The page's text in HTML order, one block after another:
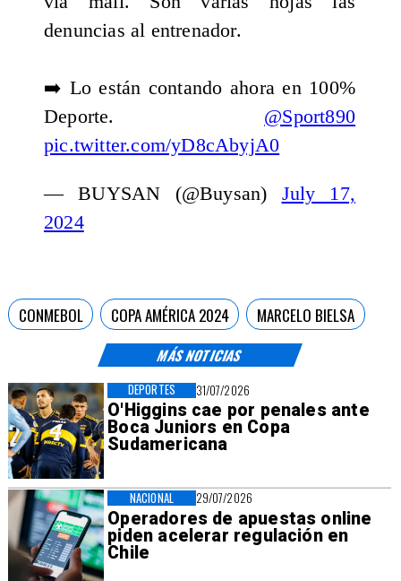
MÁS NOTICIAS
31/07/2026
O'Higgins cae por penales ante
Boca Juniors en Copa
Sudamericana
DEPORTES
29/07/2026
Operadores de apuestas online
piden acelerar regulación en
Chile
NACIONAL
denuncias al entrenador.
➡️ Lo están contando ahora en 100%
Deporte. @Sport890
pic.twitter.com/yD8cAbyjA0
— BUYSAN (@Buysan) July 17,
2024
CONMEBOL COPA AMÉRICA 2024 MARCELO BIELSA